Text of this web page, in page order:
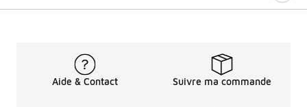
Aide & Contact Suivre ma commande